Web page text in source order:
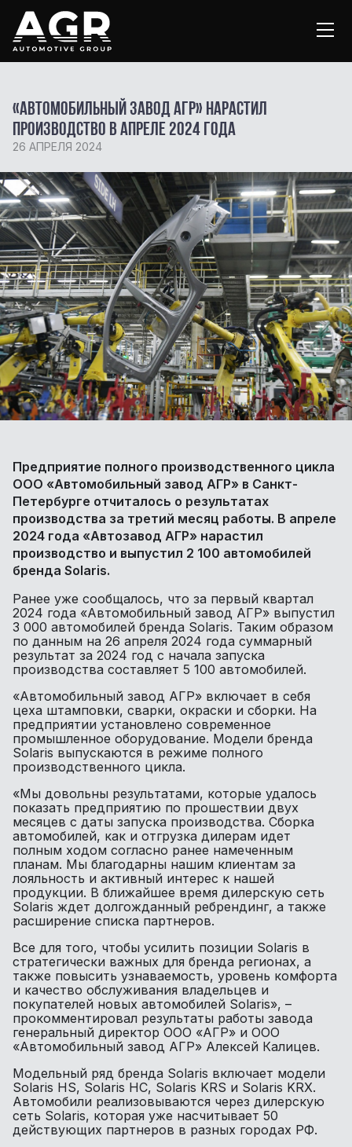
«Автомобильный завод АГР» нарастил
производство в апреле 2024 года
26 АПРЕЛЯ 2024
Предприятие полного производственного цикла
ООО «Автомобильный завод АГР» в Санкт-
Петербурге отчиталось о результатах
производства за третий месяц работы. В апреле
2024 года «Автозавод АГР» нарастил
производство и выпустил 2 100 автомобилей
бренда Solaris.
Ранее уже сообщалось, что за первый квартал
2024 года «Автомобильный завод АГР» выпустил
3 000 автомобилей бренда Solaris. Таким образом
по данным на 26 апреля 2024 года суммарный
результат за 2024 год с начала запуска
производства составляет 5 100 автомобилей.
«Автомобильный завод АГР» включает в себя
цеха штамповки, сварки, окраски и сборки. На
предприятии установлено современное
промышленное оборудование. Модели бренда
Solaris выпускаются в режиме полного
производственного цикла.
«Мы довольны результатами, которые удалось
показать предприятию по прошествии двух
месяцев с даты запуска производства. Сборка
автомобилей, как и отгрузка дилерам идет
полным ходом согласно ранее намеченным
планам. Мы благодарны нашим клиентам за
лояльность и активный интерес к нашей
продукции. В ближайшее время дилерскую сеть
Solaris ждет долгожданный ребрендинг, а также
расширение списка партнеров.
Все для того, чтобы усилить позиции Solaris в
стратегически важных для бренда регионах, а
также повысить узнаваемость, уровень комфорта
и качество обслуживания владельцев и
покупателей новых автомобилей Solaris», –
прокомментировал результаты работы завода
генеральный директор ООО «АГР» и ООО
«Автомобильный завод АГР» Алексей Калицев.
Модельный ряд бренда Solaris включает модели
Solaris HS, Solaris HC, Solaris KRS и Solaris KRX.
Автомобили реализовываются через дилерскую
сеть Solaris, которая уже насчитывает 50
действующих партнеров в разных городах РФ.